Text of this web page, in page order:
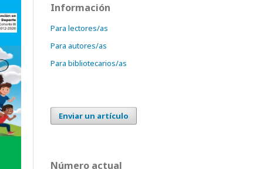
Información
Para lectores/as
Para autores/as
Para bibliotecarios/as
Enviar un artículo
Número actual